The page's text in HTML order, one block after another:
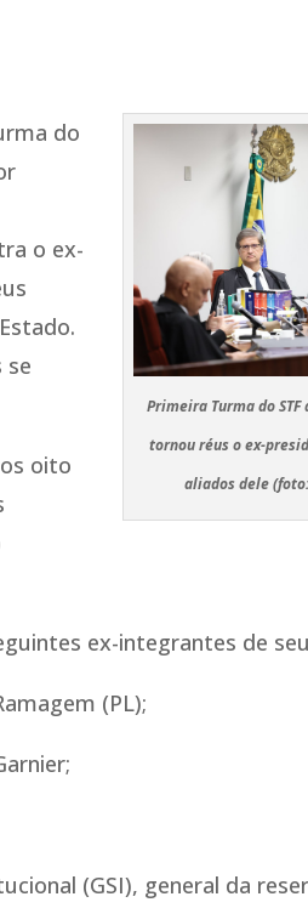
Primeira Turma do STF
tornou réus o ex-
aliados dele
do
o ex-
se
oito
ex-integrantes de
(PL);
(GSI), general da